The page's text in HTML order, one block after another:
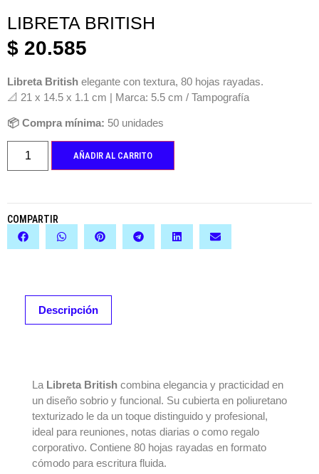
LIBRETA BRITISH
$ 20.585
Libreta British elegante con textura, 80 hojas rayadas.
📐 21 x 14.5 x 1.1 cm | Marca: 5.5 cm / Tampografía
📦 Compra mínima: 50 unidades
AÑADIR AL CARRITO
COMPARTIR
Descripción
La Libreta British combina elegancia y practicidad en
un diseño sobrio y funcional. Su cubierta en poliuretano
texturizado le da un toque distinguido y profesional,
ideal para reuniones, notas diarias o como regalo
corporativo. Contiene 80 hojas rayadas en formato
cómodo para escritura fluida.